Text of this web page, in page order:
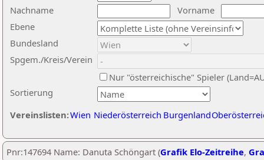
Nachname
Vorname
Ebene
Sortierung
Bundesland
Spgem./Kreis/Verein
Nur "österreichische" Spieler
Vereinslisten:Wien Niederösterreich Burgenland
Pnr:147694 Name: Danuta Schöngart (Grafik Elo-Zeitreihe,